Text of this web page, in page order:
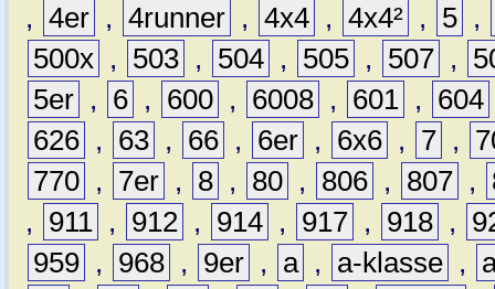
, 4er , 4runner , 4x4 , 4x4² , 5 ,
500x , 503 , 504 , 505 , 507 ,
5er , 6 , 600 , 6008 , 601 , 604
626 , 63 , 66 , 6er , 6x6 , 7 ,
770 , 7er , 8 , 80 , 806 , 807 ,
,
911 , 912 , 914 , 917 , 918 ,
959 , 968 , 9er , a , a-klasse ,